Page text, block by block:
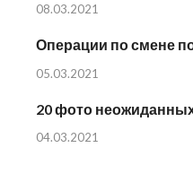
08.03.2021
Операции по смене
05.03.2021
20 фото
04.03.2021